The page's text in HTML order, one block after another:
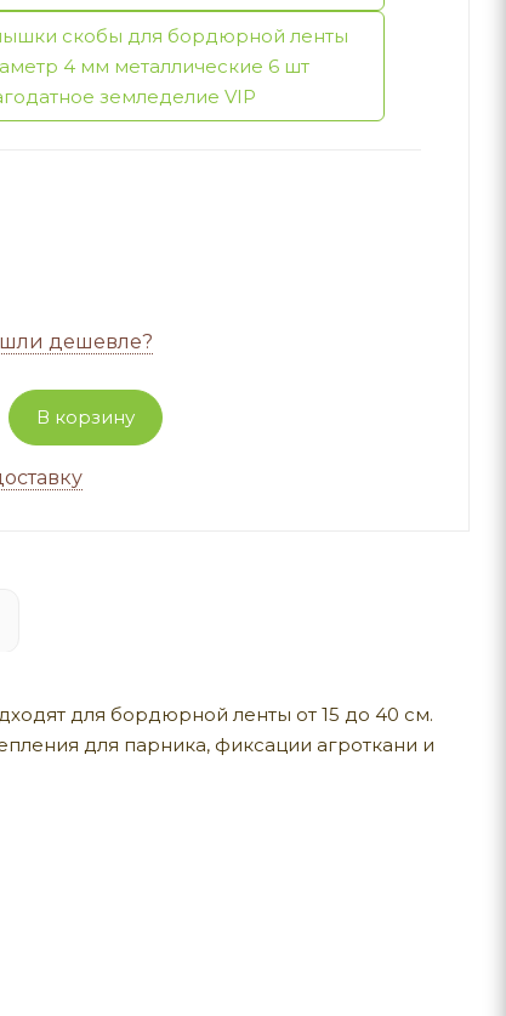
скобы для бордюрной ленты
4 мм металлические 6 шт
земледелие VIP
дешевле?
В корзину
для бордюрной ленты от 15 до 40 см.
для парника, фиксации агроткани и